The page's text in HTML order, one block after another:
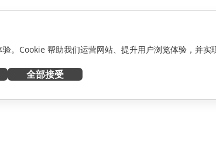
。Cookie 帮助我们运营网站、提升用户浏览体验，并
全部接受